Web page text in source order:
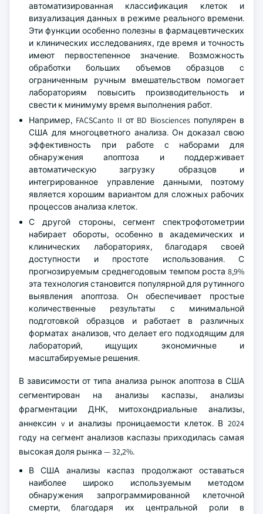
автоматизированная классификация клеток и
визуализация данных в режиме реального времени.
Эти функции особенно полезны в фармацевтических
и клинических исследованиях, где время и точность
имеют первостепенное значение. Возможность
обработки больших объемов образцов с
ограниченным ручным вмешательством помогает
лабораториям повысить производительность и
свести к минимуму время выполнения работ.
Например, FACSCanto II от BD Biosciences популярен в
США для многоцветного анализа. Он доказал свою
эффективность при работе с наборами для
обнаружения апоптоза и поддерживает
автоматическую загрузку образцов и
интегрированное управление данными, поэтому
является хорошим вариантом для сложных рабочих
процессов анализа клеток.
С другой стороны, сегмент спектрофотометрии
набирает обороты, особенно в академических и
клинических лабораториях, благодаря своей
доступности и простоте использования. С
прогнозируемым среднегодовым темпом роста 8,9%
эта технология становится популярной для рутинного
выявления апоптоза. Он обеспечивает простые
количественные результаты с минимальной
подготовкой образцов и работает в различных
форматах анализов, что делает его подходящим для
лабораторий, ищущих экономичные и
масштабируемые решения.
В зависимости от типа анализа рынок апоптоза в США
сегментирован на анализы каспазы, анализы
фрагментации ДНК, митохондриальные анализы,
аннексин v и анализы проницаемости клеток. В 2024
году на сегмент анализов каспазы приходилась самая
высокая доля рынка — 32,2%.
В США анализы каспаз продолжают оставаться
наиболее широко используемым методом
обнаружения запрограммированной клеточной
смерти, благодаря их центральной роли в